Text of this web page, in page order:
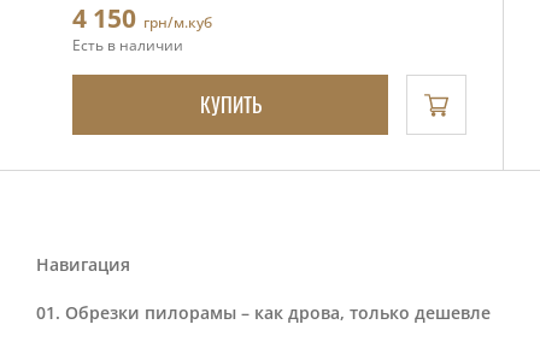
Навигация
Обрезки пилорамы – как дрова, только дешевле
4 150 грн/м.куб
Есть в наличии
КУПИТЬ